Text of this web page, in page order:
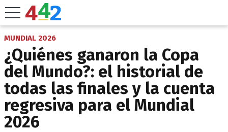
MUNDIAL 2026
¿Quiénes ganaron la Copa
del Mundo?: el historial de
todas las finales y la cuenta
regresiva para el Mundial
2026